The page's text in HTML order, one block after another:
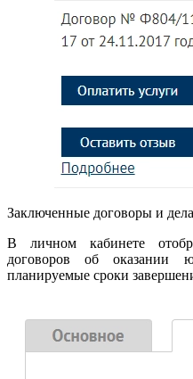
Заключенные договоры и дела
В личном кабинете
договоров об оказании
планируемые сроки